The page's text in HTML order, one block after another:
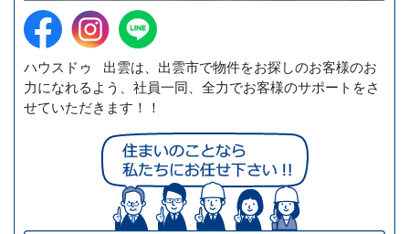
ハウスドゥ 出雲は、出雲市で物件をお探しのお客様のお
力になれるよう、社員一同、全力でお客様のサポートをさ
せていただきます！！